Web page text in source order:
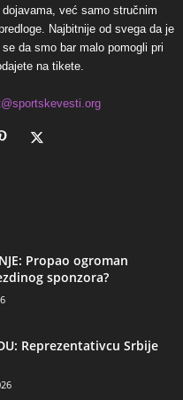
već samo stručnim
Najbitnije od svega da je
da smo bar malo pomogli pri
na tikete.
Propao ogroman
sponzora?
Reprezentativcu Srbije